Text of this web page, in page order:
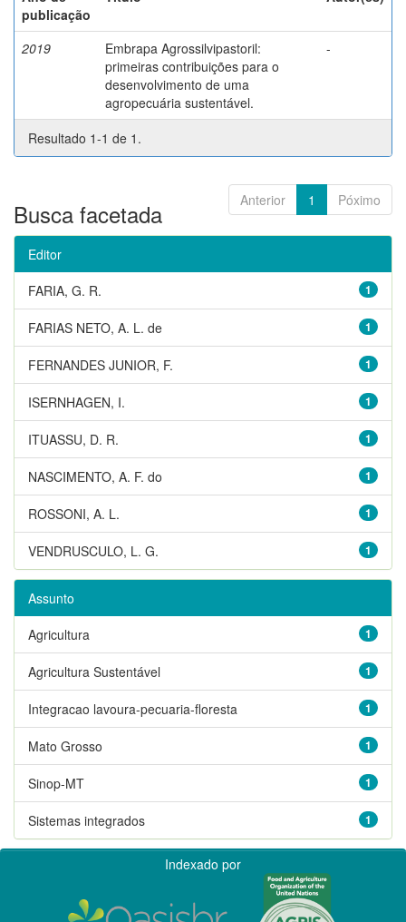
publicação
2019
Embrapa Agrossilvipastoril:
primeiras contribuições para o
desenvolvimento de uma
agropecuária sustentável.
-
Resultado 1-1 de 1.
Anterior 1 Póximo
Busca facetada
Editor
1
FARIA, G. R.
1
FARIAS NETO, A. L. de
1
FERNANDES JUNIOR, F.
1
ISERNHAGEN, I.
1
ITUASSU, D. R.
1
NASCIMENTO, A. F. do
1
ROSSONI, A. L.
1
VENDRUSCULO, L. G.
Assunto
1
Agricultura
1
Agricultura Sustentável
1
Integracao lavoura-pecuaria-floresta
1
Mato Grosso
1
Sinop-MT
1
Sistemas integrados
Indexado por